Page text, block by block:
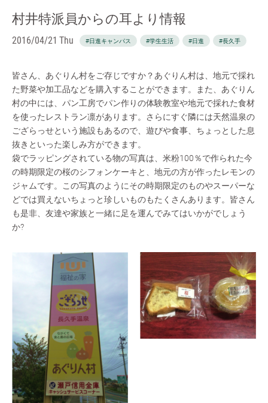
村井特派員からの耳より情報
2016/04/21 Thu #日進キャンパス #学生生活 #日進 #長久手
皆さん、あぐりん村をご存じですか？あぐりん村は、地元で採れ
た野菜や加工品などを購入することができます。また、あぐりん
村の中には、パン工房でパン作りの体験教室や地元で採れた食材
を使ったレストラン凛があります。さらにすぐ隣には天然温泉の
ござらっせという施設もあるので、遊びや食事、ちょっとした息
抜きといった楽しみ方ができます。
袋でラッピングされている物の写真は、米粉100％で作られた今
の時期限定の桜のシフォンケーキと、地元の方が作ったレモンの
ジャムです。この写真のようにその時期限定のものやスーパーな
どでは買えないちょっと珍しいものもたくさんあります。皆さん
も是非、友達や家族と一緒に足を運んでみてはいかがでしょう
か?